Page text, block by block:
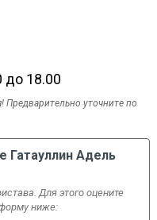
до 18.00
Предварительно уточните по
Гатауллин Адель
Для этого оцените
форму ниже: